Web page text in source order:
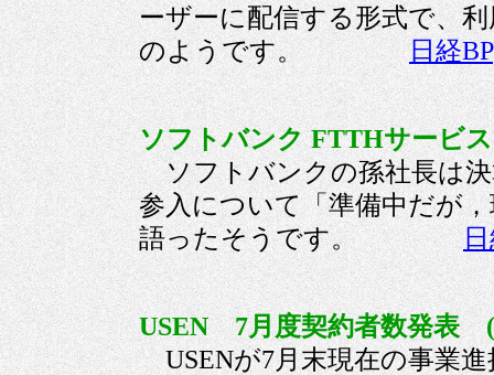
ーザーに配信する形式で、
のようです。 日経BP
ソフトバンク FTTHサービ
ソフトバンクの孫社長は決
参入について「準備中だが
語ったそうです。
USEN 7月度契約者数発表
USENが7月末現在の事業進